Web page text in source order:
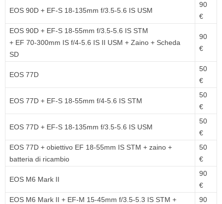
EOS 90D + EF-S 18-135mm f/3.5-5.6 IS USM
90
€
EOS 90D + EF-S 18-55mm f/3.5-5.6 IS STM
+ EF 70-300mm IS f/4-5.6 IS II USM + Zaino + Scheda
SD
90
€
EOS 77D
50
€
EOS 77D + EF-S 18-55mm f/4-5.6 IS STM
50
€
EOS 77D + EF-S 18-135mm f/3.5-5.6 IS USM
50
€
EOS 77D + obiettivo EF 18-55mm IS STM + zaino +
batteria di ricambio
50
€
EOS M6 Mark II
90
€
EOS M6 Mark II + EF-M 15-45mm f/3.5-5.3 IS STM +
90